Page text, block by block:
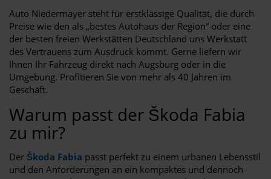
Auto Niedermayer steht für erstklassige Qualität, die durch
Preise wie den als „bestes Autohaus der Region“ oder eine
der besten freien Werkstätten Deutschland uns Werkstatt
des Vertrauens zum Ausdruck kommt. Gerne liefern wir
Ihnen Ihr Fahrzeug direkt nach Augsburg oder in die
Umgebung. Profitieren Sie von mehr als 40 Jahren im
Geschäft.
Warum passt der Škoda Fabia
zu mir?
Der Škoda Fabia passt perfekt zu einem urbanen Lebensstil
und den Anforderungen an ein kompaktes und dennoch